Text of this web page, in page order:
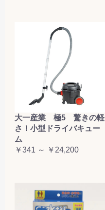
大一産業 極5 驚きの軽
さ！小型ドライバキュー
ム
￥341 ～ ￥24,200